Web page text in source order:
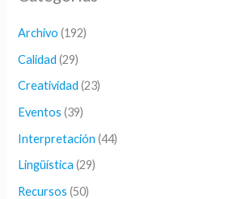
o
r
:
Archivo (192)
Calidad (29)
Creatividad (23)
Eventos (39)
Interpretación (44)
Lingüística (29)
Recursos (50)